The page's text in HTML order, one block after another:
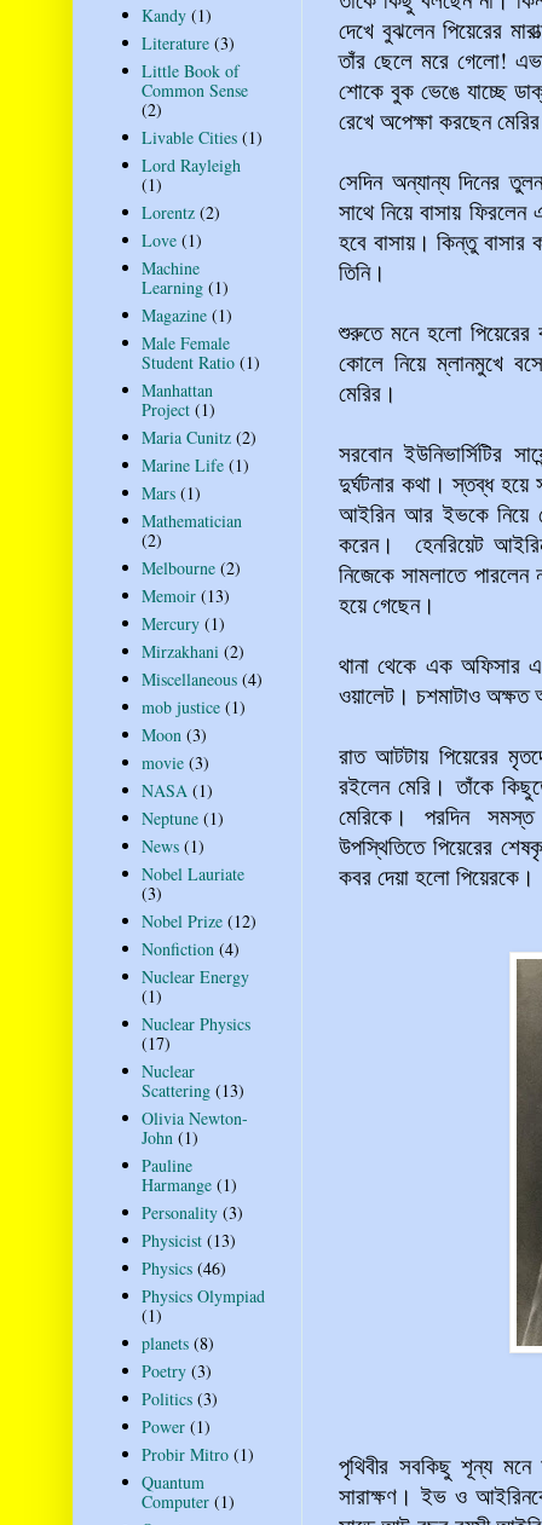
দেখে বুঝলেন পিয়েরের
তাঁর ছেলে মরে গেলো!
শোকে বুক ভেঙে যাচ্ছে
রেখে অপেক্ষা করছেন
সেদিন অন্যান্য দিনের
সাথে নিয়ে বাসায়
হবে বাসায়। কিন্তু
তিনি।
শুরুতে মনে হলো
কোলে নিয়ে ম্লানমুখে
মেরির।
সরবোন ইউনিভার্সিটির
দুর্ঘটনার কথা। স্তব্ধ হয়ে
আইরিন আর ইভকে নিয়ে
করেন।
হেনরিয়েট
নিজেকে সামলাতে
হয়ে গেছেন।
থানা থেকে এক অফিসার
ওয়ালেট। চশমাটাও
রাত আটটায় পিয়েরের
রইলেন মেরি। তাঁকে
মেরিকে। পরদিন সমস্ত
উপস্থিতিতে পিয়েরের
কবর দেয়া হলো পিয়েরকে।
পৃথিবীর সবকিছু শূন্য মনে
সারাক্ষণ। ইভ ও
Kandy (1)
Literature (3)
Little Book of
Common Sense
(2)
Livable Cities (1)
Lord Rayleigh
(1)
Lorentz (2)
Love (1)
Machine
Learning (1)
Magazine (1)
Male Female
Student Ratio (1)
Manhattan
Project (1)
Maria Cunitz (2)
Marine Life (1)
Mars (1)
Mathematician
(2)
Melbourne (2)
Memoir (13)
Mercury (1)
Mirzakhani (2)
Miscellaneous (4)
mob justice (1)
Moon (3)
movie (3)
NASA (1)
Neptune (1)
News (1)
Nobel Lauriate
(3)
Nobel Prize (12)
Nonfiction (4)
Nuclear Energy
(1)
Nuclear Physics
(17)
Nuclear
Scattering (13)
Olivia Newton-
John (1)
Pauline
Harmange (1)
Personality (3)
Physicist (13)
Physics (46)
Physics Olympiad
(1)
planets (8)
Poetry (3)
Politics (3)
Power (1)
Probir Mitro (1)
Quantum
Computer (1)